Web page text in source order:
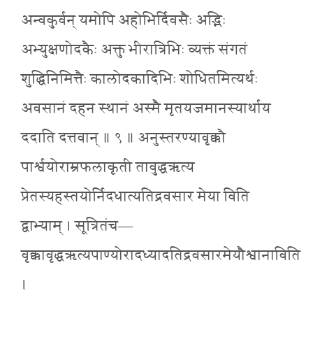
अन्वकुर्वन् यमोपि अहोभिर्दिवसैः अद्भिः
अभ्युक्षणोदकैः अक्तु भीरात्रिभिः व्यक्तं संगतं
शुद्धिनिमित्तैः कालोदकादिभिः शोधितमित्यर्थः
अवसानं दहन स्थानं अस्मै मृतयजमानस्यार्थाय
ददाति दत्तवान् ॥ ९ ॥ अनुस्तरण्यावृक्कौ
पार्श्वयोराम्रफलाकृती तावुद्धऋत्य
प्रेतस्यहस्तयोर्निदधात्यतिद्रवसार मेया विति
द्वाभ्याम् । सूत्रितंच—
वृक्कावृद्धऋत्यपाण्योरादध्यादतिद्रवसारमेयौश्वानाविति
।